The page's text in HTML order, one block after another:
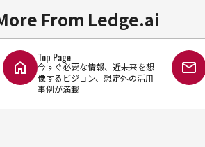
From Ledge.ai
Top Page
今すぐ必要な情報、近未来を想
像するビジョン、想定外の活用
事例が満載